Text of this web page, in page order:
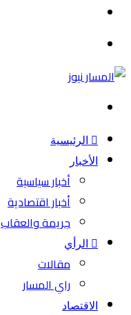
الرئيسية
الأخبار
أخبار سياسية
أخبار اقتصادية
جريمة والعقاب
الرأي
مقالات
راي المسار
الاقتصاد